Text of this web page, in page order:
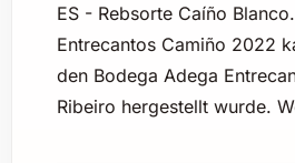
ES - Rebsorte Caíño
Entrecantos Camiño 2022
den Bodega Adega
Ribeiro hergestellt wurde.